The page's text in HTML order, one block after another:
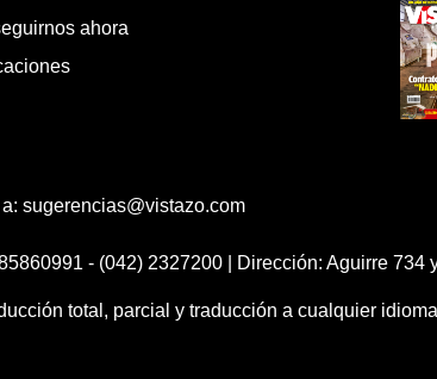
ahora
sugerencias@vistazo.com
- (042) 2327200 | Dirección: Aguirre 734
total, parcial y traducción a cualquier